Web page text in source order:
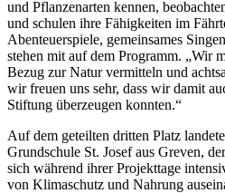
und Pflanzenarten kennen,
und schulen ihre Fähigkeiten im
Abenteuerspiele, gemeinsames
stehen mit auf dem Programm. „Wir
Bezug zur Natur vermitteln und
wir freuen uns sehr, dass wir damit
Stiftung überzeugen konnten.“
Auf dem geteilten dritten Platz
Grundschule St. Josef aus Greven,
sich während ihrer Projekttage
von Klimaschutz und Nahrung